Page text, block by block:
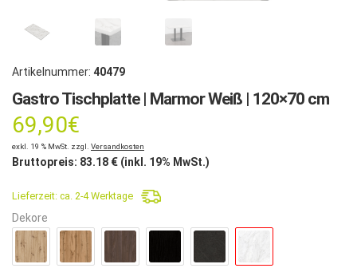
Artikelnummer: 40479
Gastro Tischplatte | Marmor Weiß | 120×70 cm
69,90€
exkl. 19 % MwSt. zzgl. Versandkosten
Bruttopreis: 83.18 € (inkl. 19% MwSt.)
Lieferzeit: ca. 2-4 Werktage
Dekore